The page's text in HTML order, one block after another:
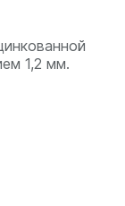
1,2 мм.